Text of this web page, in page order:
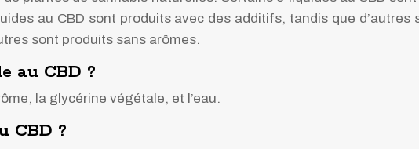
au CBD sont produits avec des additifs, tandis que
sont produits sans arômes.
au CBD ?
la glycérine végétale, et l’eau.
CBD ?